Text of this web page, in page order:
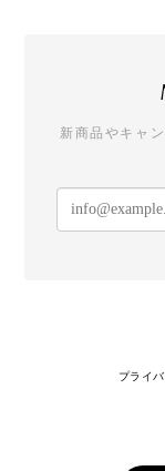
新商品やキャ
プライ